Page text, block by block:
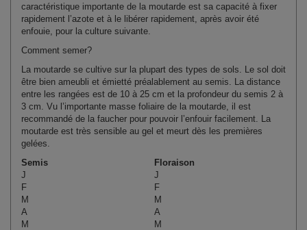
caractéristique importante de la moutarde est sa capacité à fixer
rapidement l’azote et à le libérer rapidement, après avoir été
enfouie, pour la culture suivante.
Comment semer?
La moutarde se cultive sur la plupart des types de sols. Le sol doit
être bien ameubli et émietté préalablement au semis. La distance
entre les rangées est de 10 à 25 cm et la profondeur du semis 2 à
3 cm. Vu l’importante masse foliaire de la moutarde, il est
recommandé de la faucher pour pouvoir l’enfouir facilement. La
moutarde est très sensible au gel et meurt dès les premières
gelées.
Semis
Floraison
J
J
F
F
M
M
A
A
M
M